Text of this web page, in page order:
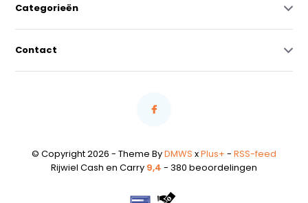
Categorieën
Contact
© Copyright 2026 - Theme ByDMWS xPlus+ - RSS-feed
Rijwiel Cash en Carry 9,4 - 380 beoordelingen